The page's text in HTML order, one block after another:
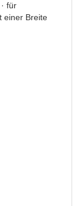
für
einer Breite